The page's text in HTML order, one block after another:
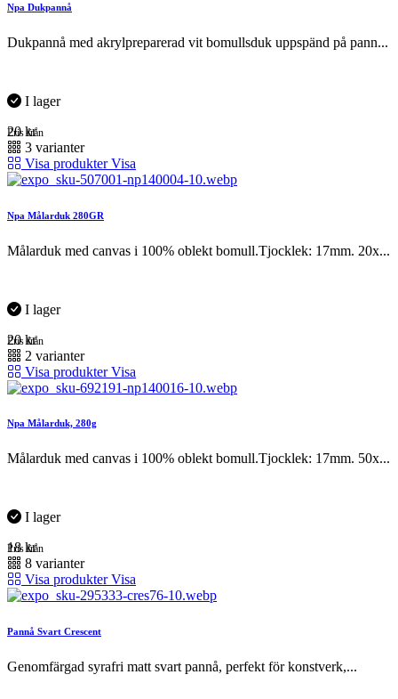
Npa Dukpannå
Dukpannå med akrylpreparerad vit bomullsduk uppspänd på pann...
I lager
Pris från
20kr
3 varianter
Visa produkter Visa
Npa Målarduk 280GR
Målarduk med canvas i 100% oblekt bomull.Tjocklek: 17mm. 20x...
I lager
Pris från
20kr
2 varianter
Visa produkter Visa
Npa Målarduk, 280g
Målarduk med canvas i 100% oblekt bomull.Tjocklek: 17mm. 50x...
I lager
Pris från
18kr
8 varianter
Visa produkter Visa
Pannå Svart Crescent
Genomfärgad syrafri matt svart pannå, perfekt för konstverk,...